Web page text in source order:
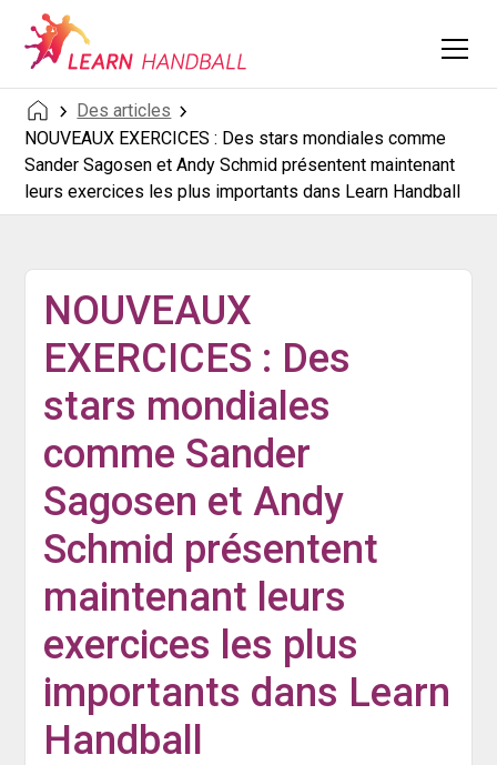
Des articles
NOUVEAUX EXERCICES : Des stars mondiales comme
Sander Sagosen et Andy Schmid présentent maintenant
leurs exercices les plus importants dans Learn Handball
NOUVEAUX
EXERCICES : Des
stars mondiales
comme Sander
Sagosen et Andy
Schmid présentent
maintenant leurs
exercices les plus
importants dans Learn
Handball